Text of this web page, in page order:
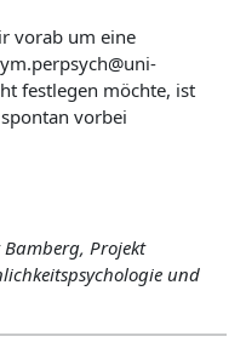
vorab um eine
festlegen möchte, ist
vorbei
Projekt
und